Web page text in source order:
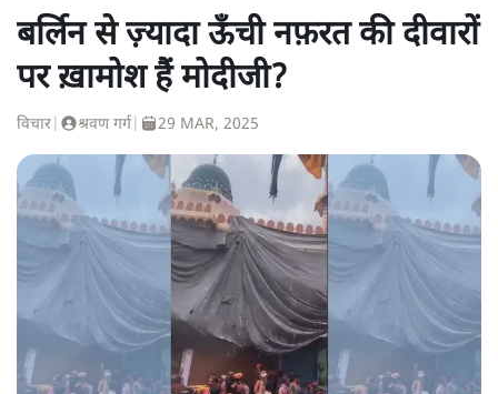
बर्लिन से ज़्यादा ऊँची नफ़रत की दीवारों
पर ख़ामोश हैं मोदीजी?
विचार श्रवण गर्ग 29 MAR, 2025